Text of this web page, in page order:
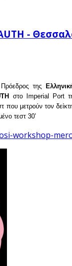
-
της
στο Imperial Port
που μετρούν τον
τεστ 30’
workshop-